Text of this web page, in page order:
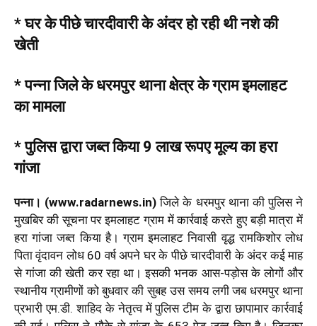
* घर के पीछे चारदीवारी के अंदर हो रही थी नशे की
खेती
* पन्ना जिले के धरमपुर थाना क्षेत्र के ग्राम इमलाहट
का मामला
* पुलिस द्वारा जब्त किया 9 लाख रूपए मूल्य का हरा
गांजा
पन्ना। (www.radarnews.in) जिले के धरमपुर थाना की पुलिस ने
मुखबिर की सूचना पर इमलाहट ग्राम में कार्रवाई करते हुए बड़ी मात्रा में
हरा गांजा जब्त किया है। ग्राम इमलाहट निवासी वृद्ध रामकिशोर लोध
पिता वृंदावन लोध 60 वर्ष अपने घर के पीछे चारदीवारी के अंदर कई माह
से गांजा की खेती कर रहा था। इसकी भनक आस-पड़ोस के लोगों और
स्थानीय ग्रामीणों को बुधवार की सुबह उस समय लगी जब धरमपुर थाना
प्रभारी एम.डी. शाहिद के नेतृत्व में पुलिस टीम के द्वारा छापामार कार्रवाई